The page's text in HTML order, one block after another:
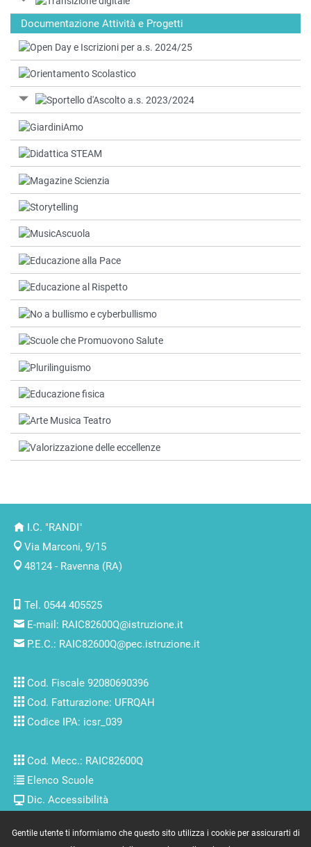
Documentazione Attività e Progetti
I.C. "RANDI"
Via Marconi, 9/15
48124 - Ravenna (RA)
Tel. 0544 405525
E-mail: RAIC82600Q@istruzione.it
P.E.C.: RAIC82600Q@pec.istruzione.it
Cod. Fiscale 92080690396
Cod. Fatturazione: UFRQAH
Codice IPA: icsr_039
Cod. Mecc.: RAIC82600Q
Elenco Scuole
Dic. Accessibilità
Gentile utente ti informiamo che questo sito utilizza i cookie per assicurarti di